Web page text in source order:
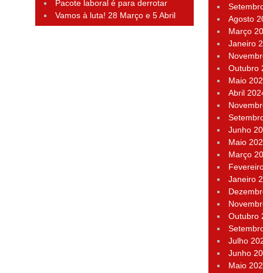
Pacote laboral é para derrotar
Vamos à luta! 28 Março e 5 Abril
Agosto
Março
Janeiro
Outubro
Maio
Abril
Junho
Maio
Março
Janeiro
Outubro
Julho
Junho
Maio